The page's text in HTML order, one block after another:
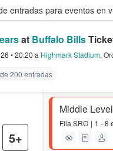
entradas para eventos en
y venta de
at Buffalo Bills
•20:20 a Highmark Stadium,
200 entradas
Middle
Fila SRO 1 - 8
5+